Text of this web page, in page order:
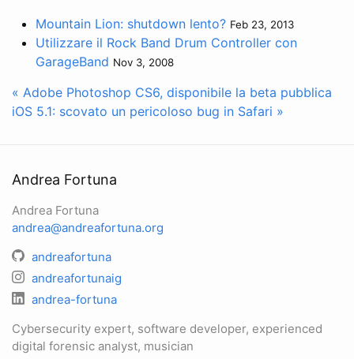
Mountain Lion: shutdown lento? Feb 23, 2013
Utilizzare il Rock Band Drum Controller con
GarageBand Nov 3, 2008
« Adobe Photoshop CS6, disponibile la beta pubblica
iOS 5.1: scovato un pericoloso bug in Safari »
Andrea Fortuna
Andrea Fortuna
andrea@andreafortuna.org
andreafortuna
andreafortunaig
andrea-fortuna
Cybersecurity expert, software developer, experienced
digital forensic analyst, musician